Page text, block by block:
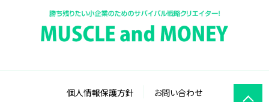
損益計画
事業計画 売上計画
事業計画 作り方
dx化 必要性
dx化 メリット デメリット
it導入補助金 対象
dx化 対応
事業再構築補助金 税金
事業再構築補助金 何回まで
事業再構築補助金 提出書類
事業再構築補助金 交付申請
富山県 予実管理 dx化
石川県 事業再構築補助金
富山県 事業再構築補助金 相談
富山県 記帳業務 dx化
個人情報保護方針 お問い合わせ